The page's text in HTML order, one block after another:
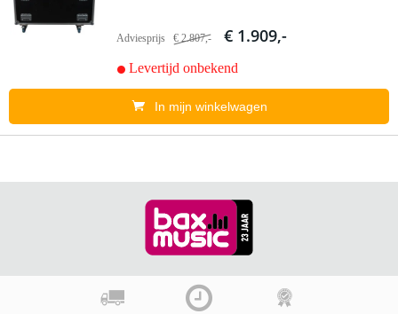
Adviesprijs € 2.807,- € 1.909,-
Levertijd onbekend
In mijn winkelwagen